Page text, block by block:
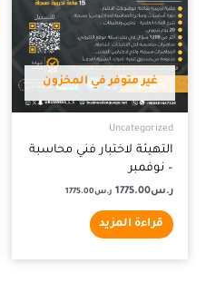
غير متوفر في المخزون
Uncategorized
التهيئة لاختبار فني محاسبة
– نوفمبر
ر.س1775.00 ر.س1775.00
قراءة المزيد